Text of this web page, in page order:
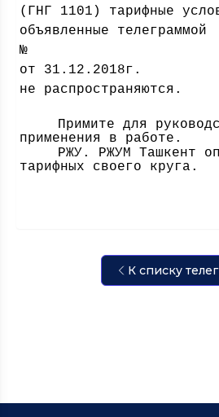
(ГНГ 1101) тарифные
объявленные телеграммой
№
от 31.12.2018г.
не распространяются.
Примите для
применения в работе.
РЖУ. РЖУМ Ташкент
тарифных своего круга.
К списку